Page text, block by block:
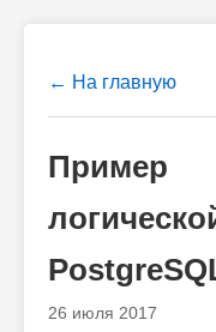
← На главную
Пример
26 июля 2017